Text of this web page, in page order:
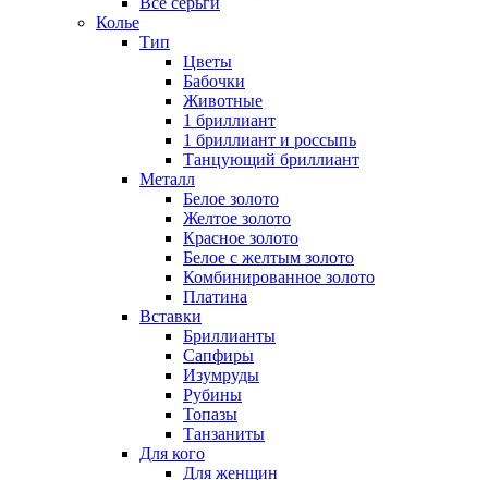
Колье
Тип
Цветы
Бабочки
Животные
1 бриллиант
1 бриллиант и россыпь
Танцующий бриллиант
Металл
Белое золото
Желтое золото
Красное золото
Белое с желтым золото
Комбинированное золото
Платина
Вставки
Бриллианты
Сапфиры
Изумруды
Рубины
Топазы
Танзаниты
Для кого
Для женщин